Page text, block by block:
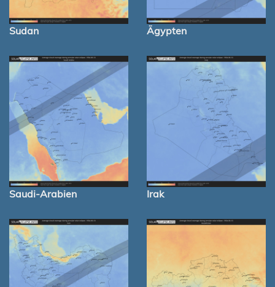
Sudan Ägypten
Saudi-Arabien Irak